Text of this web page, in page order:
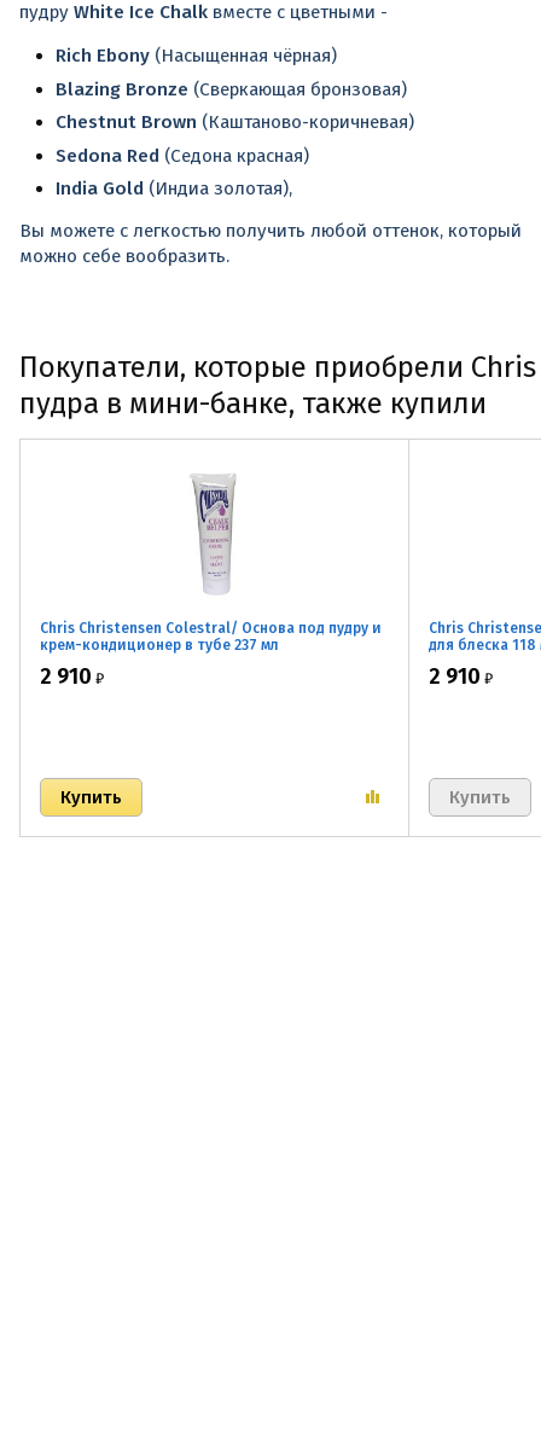
пудру White Ice Chalk вместе с цветными -
Rich Ebony (Насыщенная чёрная)
Blazing Bronze (Сверкающая бронзовая)
Chestnut Brown (Каштаново-коричневая)
Sedona Red (Седона красная)
India Gold (Индиа золотая),
Вы можете с легкостью получить любой оттенок, который
можно себе вообразить.
Покупатели, которые приобрели
пудра в мини-банке, также купили
Chris Christensen Colestral/ Основа под пудру и
крем-кондиционер в тубе 237 мл
2 910 ₽
Chris
для блеска 118
2 910 ₽